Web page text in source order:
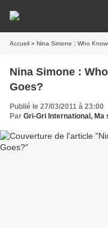
Accueil » Nina Simone : Who
Nina Simone :
Goes?
Publié le 27/03/2011 à 23:00
Par Gri-Gri International, Ma